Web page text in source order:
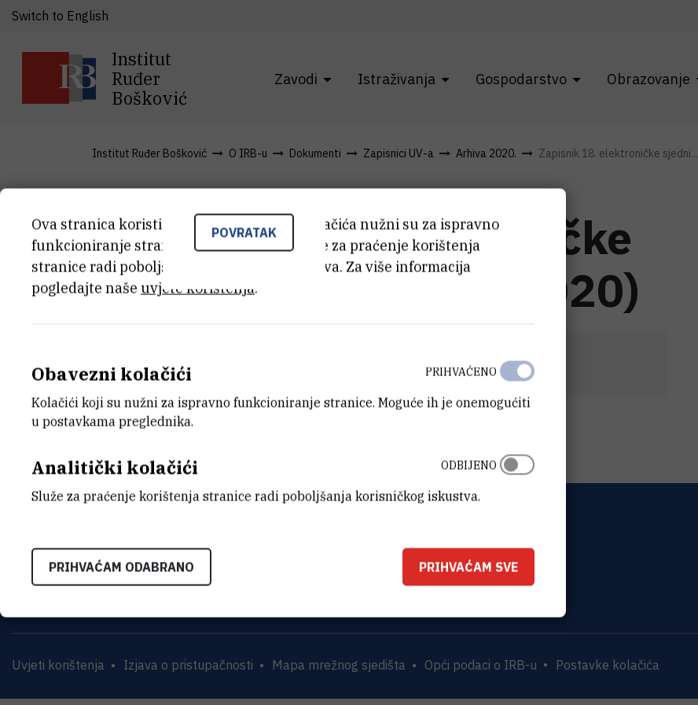
Institut
Ruđer
Bošković
Zavodi Istraživanja Gospodarstvo Obrazovanje
Switch to English
Institut Ruđer Bošković O IRB-u Dokumenti Zapisnici UV-a Arhiva 2020. Zapisnik 18. elektroničke sjedni...
Zapisnik 18. elektroničke
sjednice UV (30-12-2020)
Zapisnik 18. elektroničke sjednice UV (30-12-2020) (21,5 kB)
INSTITUT RUĐER BOŠKOVIĆ
Bijenička cesta 54, 10000 Zagreb
KONTAKTIRAJTE NAS
Uvjeti korištenja Izjava o pristupačnosti Mapa mrežnog sjedišta Opći podaci o IRB-u Postavke kolačića
POVRATAK
Ova stranica koristi kolačiće. Neki od tih kolačića nužni su za ispravno
funkcioniranje stranice, dok se drugi koriste za praćenje korištenja
stranice radi poboljšanja korisničkog iskustva. Za više informacija
pogledajte naše uvjete korištenja.
Obavezni kolačići
Kolačići koji su nužni za ispravno funkcioniranje stranice. Moguće ih je onemogućiti
u postavkama preglednika.
PRIHVAĆENO
Analitički kolačići
Služe za praćenje korištenja stranice radi poboljšanja korisničkog iskustva.
ODBIJENO
PRIHVAĆAM ODABRANO PRIHVAĆAM SVE